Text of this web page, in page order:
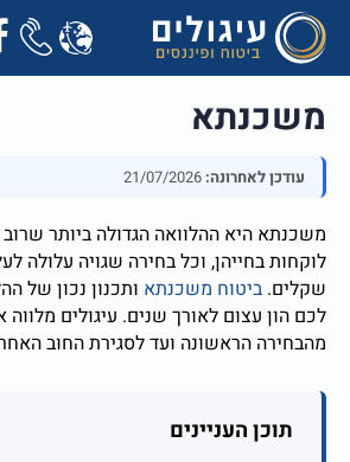
משכנתא
עודכן לאחרונה:
משכנתא היא ההלוואה הגדולה ביותר
לוקחות בחייהן, וכל בחירה שגויה עלולה
שקלים. ביטוח משכנתא ותכנון נכון של
לכם הון עצום לאורך שנים. עיגולים
מהבחירה הראשונה ועד לסגירת החוב
תוכן העניינים